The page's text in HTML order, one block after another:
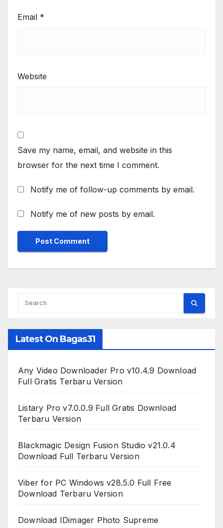
Email *
Website
Save my name, email, and website in this
browser for the next time I comment.
Notify me of follow-up comments by email.
Notify me of new posts by email.
Latest On Bagas31
Any Video Downloader Pro v10.4.9 Download
Full Gratis Terbaru Version
Listary Pro v7.0.0.9 Full Gratis Download
Terbaru Version
Blackmagic Design Fusion Studio v21.0.4
Download Full Terbaru Version
Viber for PC Windows v28.5.0 Full Free
Download Terbaru Version
Download IDimager Photo Supreme